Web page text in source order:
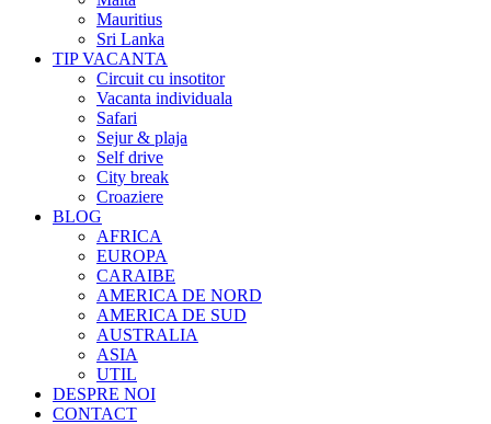
Mauritius
Sri Lanka
TIP VACANTA
Circuit cu insotitor
Vacanta individuala
Safari
Sejur & plaja
Self drive
City break
Croaziere
BLOG
AFRICA
EUROPA
CARAIBE
AMERICA DE NORD
AMERICA DE SUD
AUSTRALIA
ASIA
UTIL
DESPRE NOI
CONTACT